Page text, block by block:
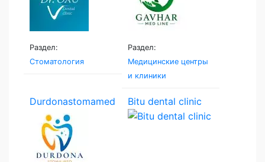
Раздел:
Стоматология
Раздел:
Медицинские центры
и клиники
Durdonastomamed Bitu dental clinic